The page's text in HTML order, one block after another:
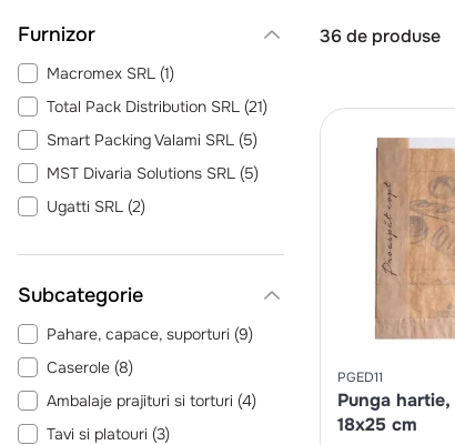
10. pizza
Total Pack Distribution SRL (21)
Smart Packing Valami SRL (5)
MST Divaria Solutions SRL (5)
Ugatti SRL (2)
Macromex SRL (1)
Pahare, capace, suporturi (9)
Caserole (8)
Ambalaje prajituri si torturi (4)
Tavi si platouri (3)
36de produse
PGED11
Punga
18x25 cm